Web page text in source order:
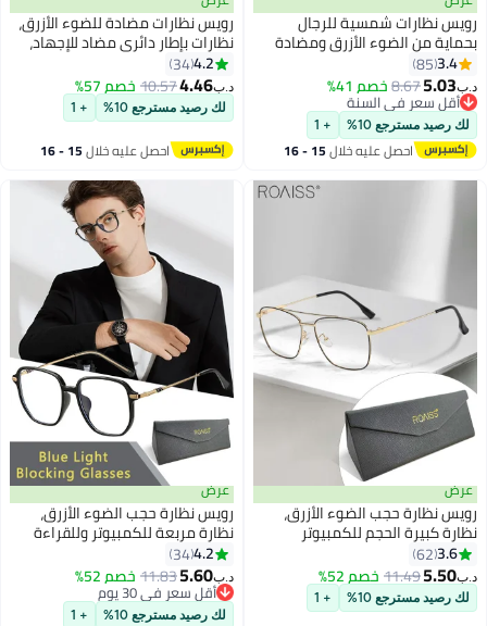
شمسية للرجال
من الضوء الأزرق ومضادة
فوق البنفسجية ومرشحة
ونظارات كمبيوتر
متغيرة اللون مضادة
العين والصداع، لون بني
85
8.67خصم 41%
سعر في السنة
سعر في السنة
مسترجع 10% + 1
احصل عليه خلال 15 - 16
رويس نظارات مضادة للضوء الأزرق،
نظارات بإطار دائري مضاد للإجهاد،
نظارات بإطار دائري مضاد للإجهاد،
فلتر للضوء الأزرق، نظارات قراءة
مضادة للوهج فوق البنفسجي
لألعاب الكمبيوتر للنساء والرجال،
34
4.46
10.57خصم 57%
لك رصيد مسترجع 10% + 1
احصل عليه خلال 15 - 16
حجب الضوء الأزرق،
الحجم للكمبيوتر
والألعاب والتلفزيون
بفلتر الضوء الأزرق،
الموضة المضادة لإجهاد
للنساء والرجال، أسود
62
11.49خصم 52%
مسترجع 10% + 1
عرض
رويس نظارة حجب الضوء الأزرق،
نظارة مربعة للكمبيوتر وللقراءة
والألعاب والتلفزيون والهواتف بفلتر
الضوء الأزرق، نظارات الموضة
المضادة لإجهاد العين والصداع
للنساء والرجال، أسود
34
5.60
11.83خصم 52%
أقل سعر في 30 يوم
أقل سعر في 30 يوم
لك رصيد مسترجع 10% + 1